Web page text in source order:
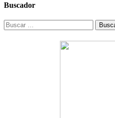
Buscador
Buscar: